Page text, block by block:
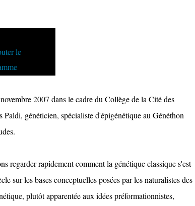
2007 dans le cadre du Collège de la Cité des
généticien, spécialiste d'épigénétique au Généthon
regarder rapidement comment la génétique classique s'est
sur les bases conceptuelles posées par les naturalistes des
plutôt apparentée aux idées préformationnistes,